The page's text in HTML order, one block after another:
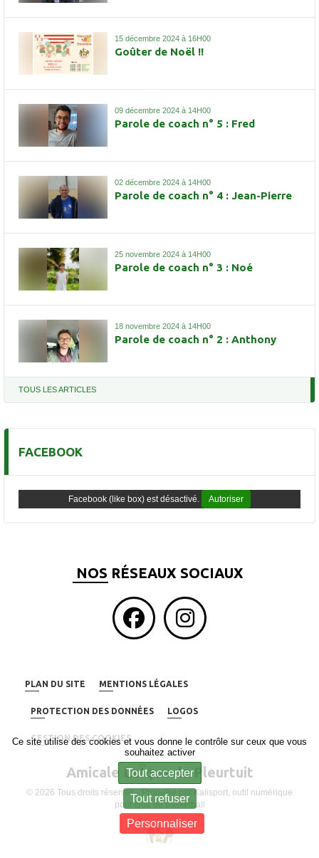
15 décembre 2024 à 16H00
Goûter de Noël !!
09 décembre 2024 à 14H00
Parole de coach n° 5 : Fred
02 décembre 2024 à 14H00
Parole de coach n° 4 : Jean-Pierre
25 novembre 2024 à 14H00
Parole de coach n° 3 : Noé
18 novembre 2024 à 14H00
Parole de coach n° 2 : Anthony
TOUS LES ARTICLES
FACEBOOK
Facebook (like box) est désactivé. Autoriser
NOS RÉSEAUX SOCIAUX
PLAN DU SITE MENTIONS LÉGALES
PROTECTION DES DONNÉES LOGOS
GESTION DES COOKIES
Amicale LaÏque de Pleurtuit
© 2026 Tous droits réservés - Propulsé par
Kalisport, outil numérique
pour club de basketball
Ce site utilise des cookies et vous donne le contrôle sur ceux que vous
souhaitez activer
Tout accepter
Tout refuser
Personnaliser